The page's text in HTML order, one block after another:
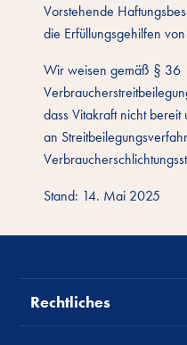
Vorstehende
die Erfüllungsgehilfen
Wir weisen gemäß § 36
dass Vitakraft nicht bereit
an
Stand: 14. Mai 2025
Rechtliches